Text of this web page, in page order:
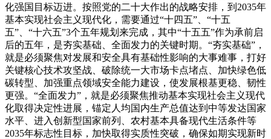
化强国目标迈进。按照党的二十大作出的战略安排，到2035年
基本实现社会主义现代化，需要通过“十四五”、“十五
五”、“十六五”3个五年规划来完成，其中“十五五”作为承前启
后的五年，是夯实基础、全面发力的关键时期。“夯实基础”，
就是必须聚焦对发展和安全具有基础性影响的大事难事，打好
关键核心技术攻坚战、破除统一大市场卡点堵点、加快绿色低
碳转型、加强重点领域安全能力建设，使发展根基更稳、韧性
更强。“全面发力”，就是必须聚焦推动基本实现社会主义现代
化取得决定性进展，锚定人均国内生产总值达到中等发达国家
水平、进入创新型国家前列、农村基本具备现代生活条件等
2035年标志性目标，加快取得实质性突破，确保如期实现新时